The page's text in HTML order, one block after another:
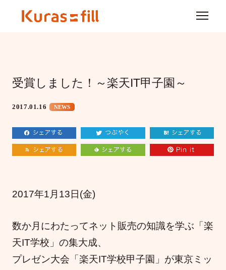
受賞しました！～楽天IT甲子園～
2017.01.16 NEWS
2017年1月13日(金)
数か月にわたってネット販売の知識を学ぶ「楽
天IT学校」の集大成、
プレゼン大会「楽天IT学校甲子園」が東京ミッ